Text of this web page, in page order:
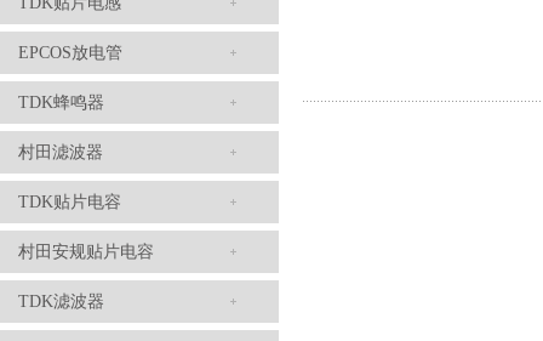
EPCOS放电管
TDK蜂鸣器
村田滤波器
TDK贴片电容
村田安规贴片电容
TDK滤波器
TDK滤波器ACM2012-202-2P-T002参数